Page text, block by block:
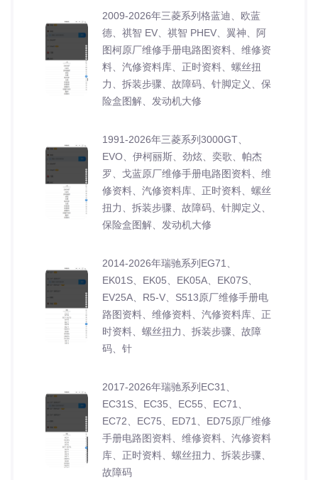
2009-2026年三菱系列格蓝迪、欧蓝
德、祺智 EV、祺智 PHEV、翼神、阿
图柯原厂维修手册电路图资料、维修资
料、汽修资料库、正时资料、螺丝扭
力、拆装步骤、故障码、针脚定义、保
险盒图解、发动机大修
1991-2026年三菱系列3000GT、
EVO、伊柯丽斯、劲炫、奕歌、帕杰
罗、戈蓝原厂维修手册电路图资料、维
修资料、汽修资料库、正时资料、螺丝
扭力、拆装步骤、故障码、针脚定义、
保险盒图解、发动机大修
2014-2026年瑞驰系列EG71、
EK01S、EK05、EK05A、EK07S、
EV25A、R5-V、S513原厂维修手册电
路图资料、维修资料、汽修资料库、正
时资料、螺丝扭力、拆装步骤、故障
码、针
2017-2026年瑞驰系列EC31、
EC31S、EC35、EC55、EC71、
EC72、EC75、ED71、ED75原厂维修
手册电路图资料、维修资料、汽修资料
库、正时资料、螺丝扭力、拆装步骤、
故障码